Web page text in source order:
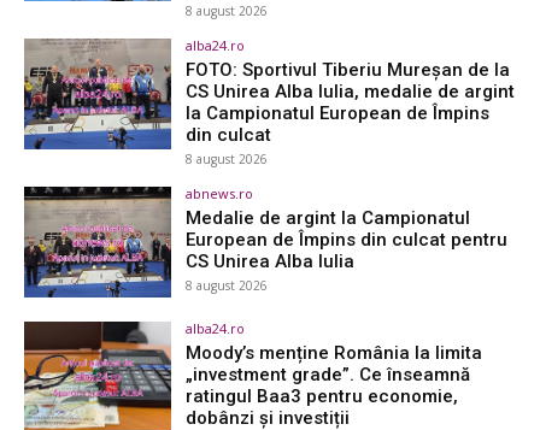
8 august 2026
alba24.ro
FOTO: Sportivul Tiberiu Mureșan de la
CS Unirea Alba Iulia, medalie de argint
la Campionatul European de Împins
din culcat
8 august 2026
abnews.ro
Medalie de argint la Campionatul
European de Împins din culcat pentru
CS Unirea Alba Iulia
8 august 2026
alba24.ro
Moody’s menține România la limita
„investment grade”. Ce înseamnă
ratingul Baa3 pentru economie,
dobânzi și investiții